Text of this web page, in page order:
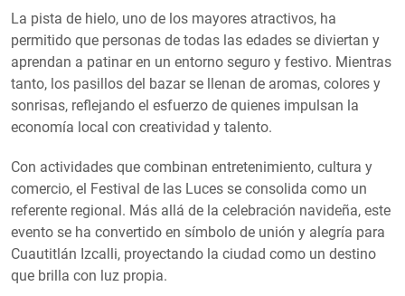
La pista de hielo, uno de los mayores atractivos, ha
permitido que personas de todas las edades se diviertan y
aprendan a patinar en un entorno seguro y festivo. Mientras
tanto, los pasillos del bazar se llenan de aromas, colores y
sonrisas, reflejando el esfuerzo de quienes impulsan la
economía local con creatividad y talento.
Con actividades que combinan entretenimiento, cultura y
comercio, el Festival de las Luces se consolida como un
referente regional. Más allá de la celebración navideña, este
evento se ha convertido en símbolo de unión y alegría para
Cuautitlán Izcalli, proyectando la ciudad como un destino
que brilla con luz propia.